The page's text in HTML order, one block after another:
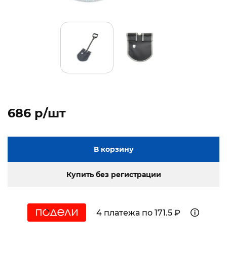
686 p/шт
В корзину
Купить без регистрации
4 платежа по 171.5 ₽